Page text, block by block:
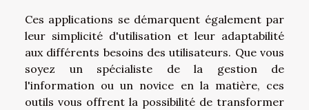
Ces applications se démarquent également par
leur simplicité d'utilisation et leur adaptabilité
aux différents besoins des utilisateurs. Que vous
soyez un spécialiste de la gestion de
l'information ou un novice en la matière, ces
outils vous offrent la possibilité de transformer